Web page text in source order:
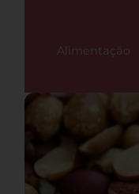
Alimentação